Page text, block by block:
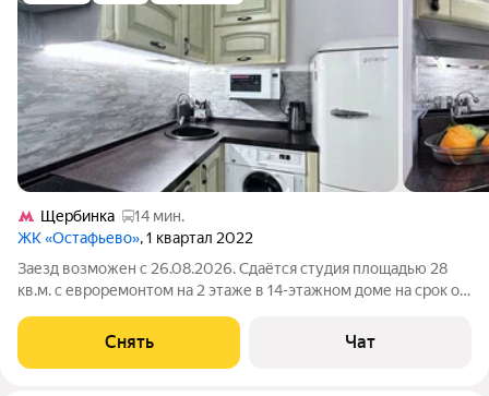
Щербинка
14 мин.
ЖК «Остафьево», 1 квартал 2022
Заезд возможен с 26.08.2026. Сдаётся студия площадью 28
кв.м. с евроремонтом на 2 этаже в 14-этажном доме на срок от
Стиральная машина Холодильник Посудомоечная машина
Микроволновка Дом -
Снять Чат